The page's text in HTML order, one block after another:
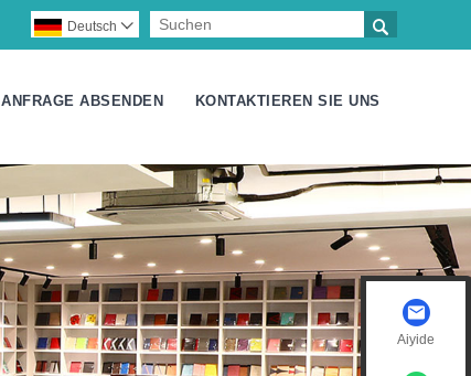

Deutsch 
ANFRAGE ABSENDEN KONTAKTIEREN SIE UNS
Aiyide